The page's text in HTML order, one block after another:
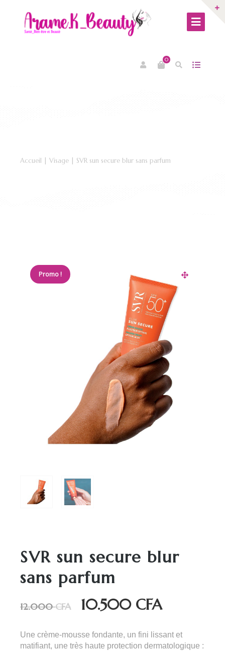
0
Accueil Visage | SVR sun secure blur sans parfum
Promo !
SVR sun secure blur
sans parfum
12.000CFA
Le
initial
était :
10.500 CFA
actuel
est :
Une crème-mousse fondante, un fini lissant et
matifiant, une très haute protection dermatologique :